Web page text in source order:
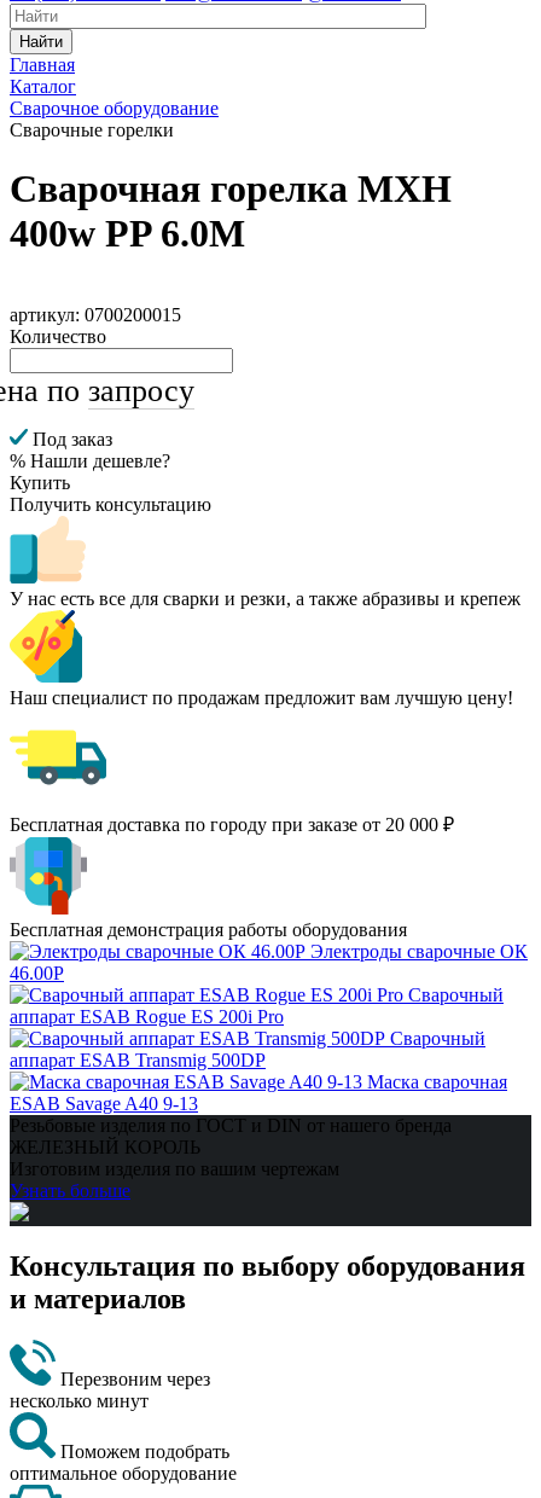
Найти
Главная
Каталог
Сварочное оборудование
Сварочные горелки
Сварочная горелка MXH
400w PP 6.0M
артикул: 0700200015
Количество
по запросу
Под заказ
% Нашли дешевле?
Купить
Получить консультацию
У нас есть все для сварки и резки, а также абразивы и крепеж
Наш специалист по продажам предложит вам лучшую цену!
Бесплатная доставка по городу при заказе от 20 000 ₽
Бесплатная демонстрация работы оборудования
Электроды сварочные ОК
46.00Р
Сварочный
аппарат ESAB Rogue ES 200i Pro
Сварочный
аппарат ESAB Transmig 500DP
Маска сварочная
ESAB Savage A40 9-13
Резьбовые изделия по ГОСТ и DIN от нашего бренда
ЖЕЛЕЗНЫЙ КОРОЛЬ
Изготовим изделия по вашим чертежам
Узнать больше
Консультация по выбору оборудования
и материалов
Перезвоним через
несколько минут
Поможем подобрать
оптимальное оборудование